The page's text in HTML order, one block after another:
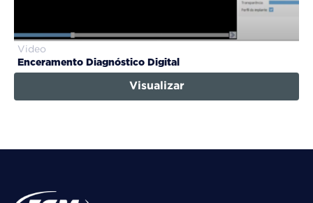
Video
Enceramento Diagnóstico Digital
Visualizar